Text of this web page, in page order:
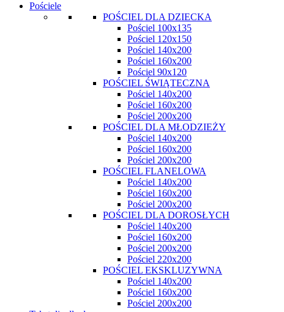
Pościele
POŚCIEL DLA DZIECKA
Pościel 100x135
Pościel 120x150
Pościel 140x200
Pościel 160x200
Pościel 90x120
POŚCIEL ŚWIĄTECZNA
Pościel 140x200
Pościel 160x200
Pościel 200x200
POŚCIEL DLA MŁODZIEŻY
Pościel 140x200
Pościel 160x200
Pościel 200x200
POŚCIEL FLANELOWA
Pościel 140x200
Pościel 160x200
Pościel 200x200
POŚCIEL DLA DOROSŁYCH
Pościel 140x200
Pościel 160x200
Pościel 200x200
Pościel 220x200
POŚCIEL EKSKLUZYWNA
Pościel 140x200
Pościel 160x200
Pościel 200x200